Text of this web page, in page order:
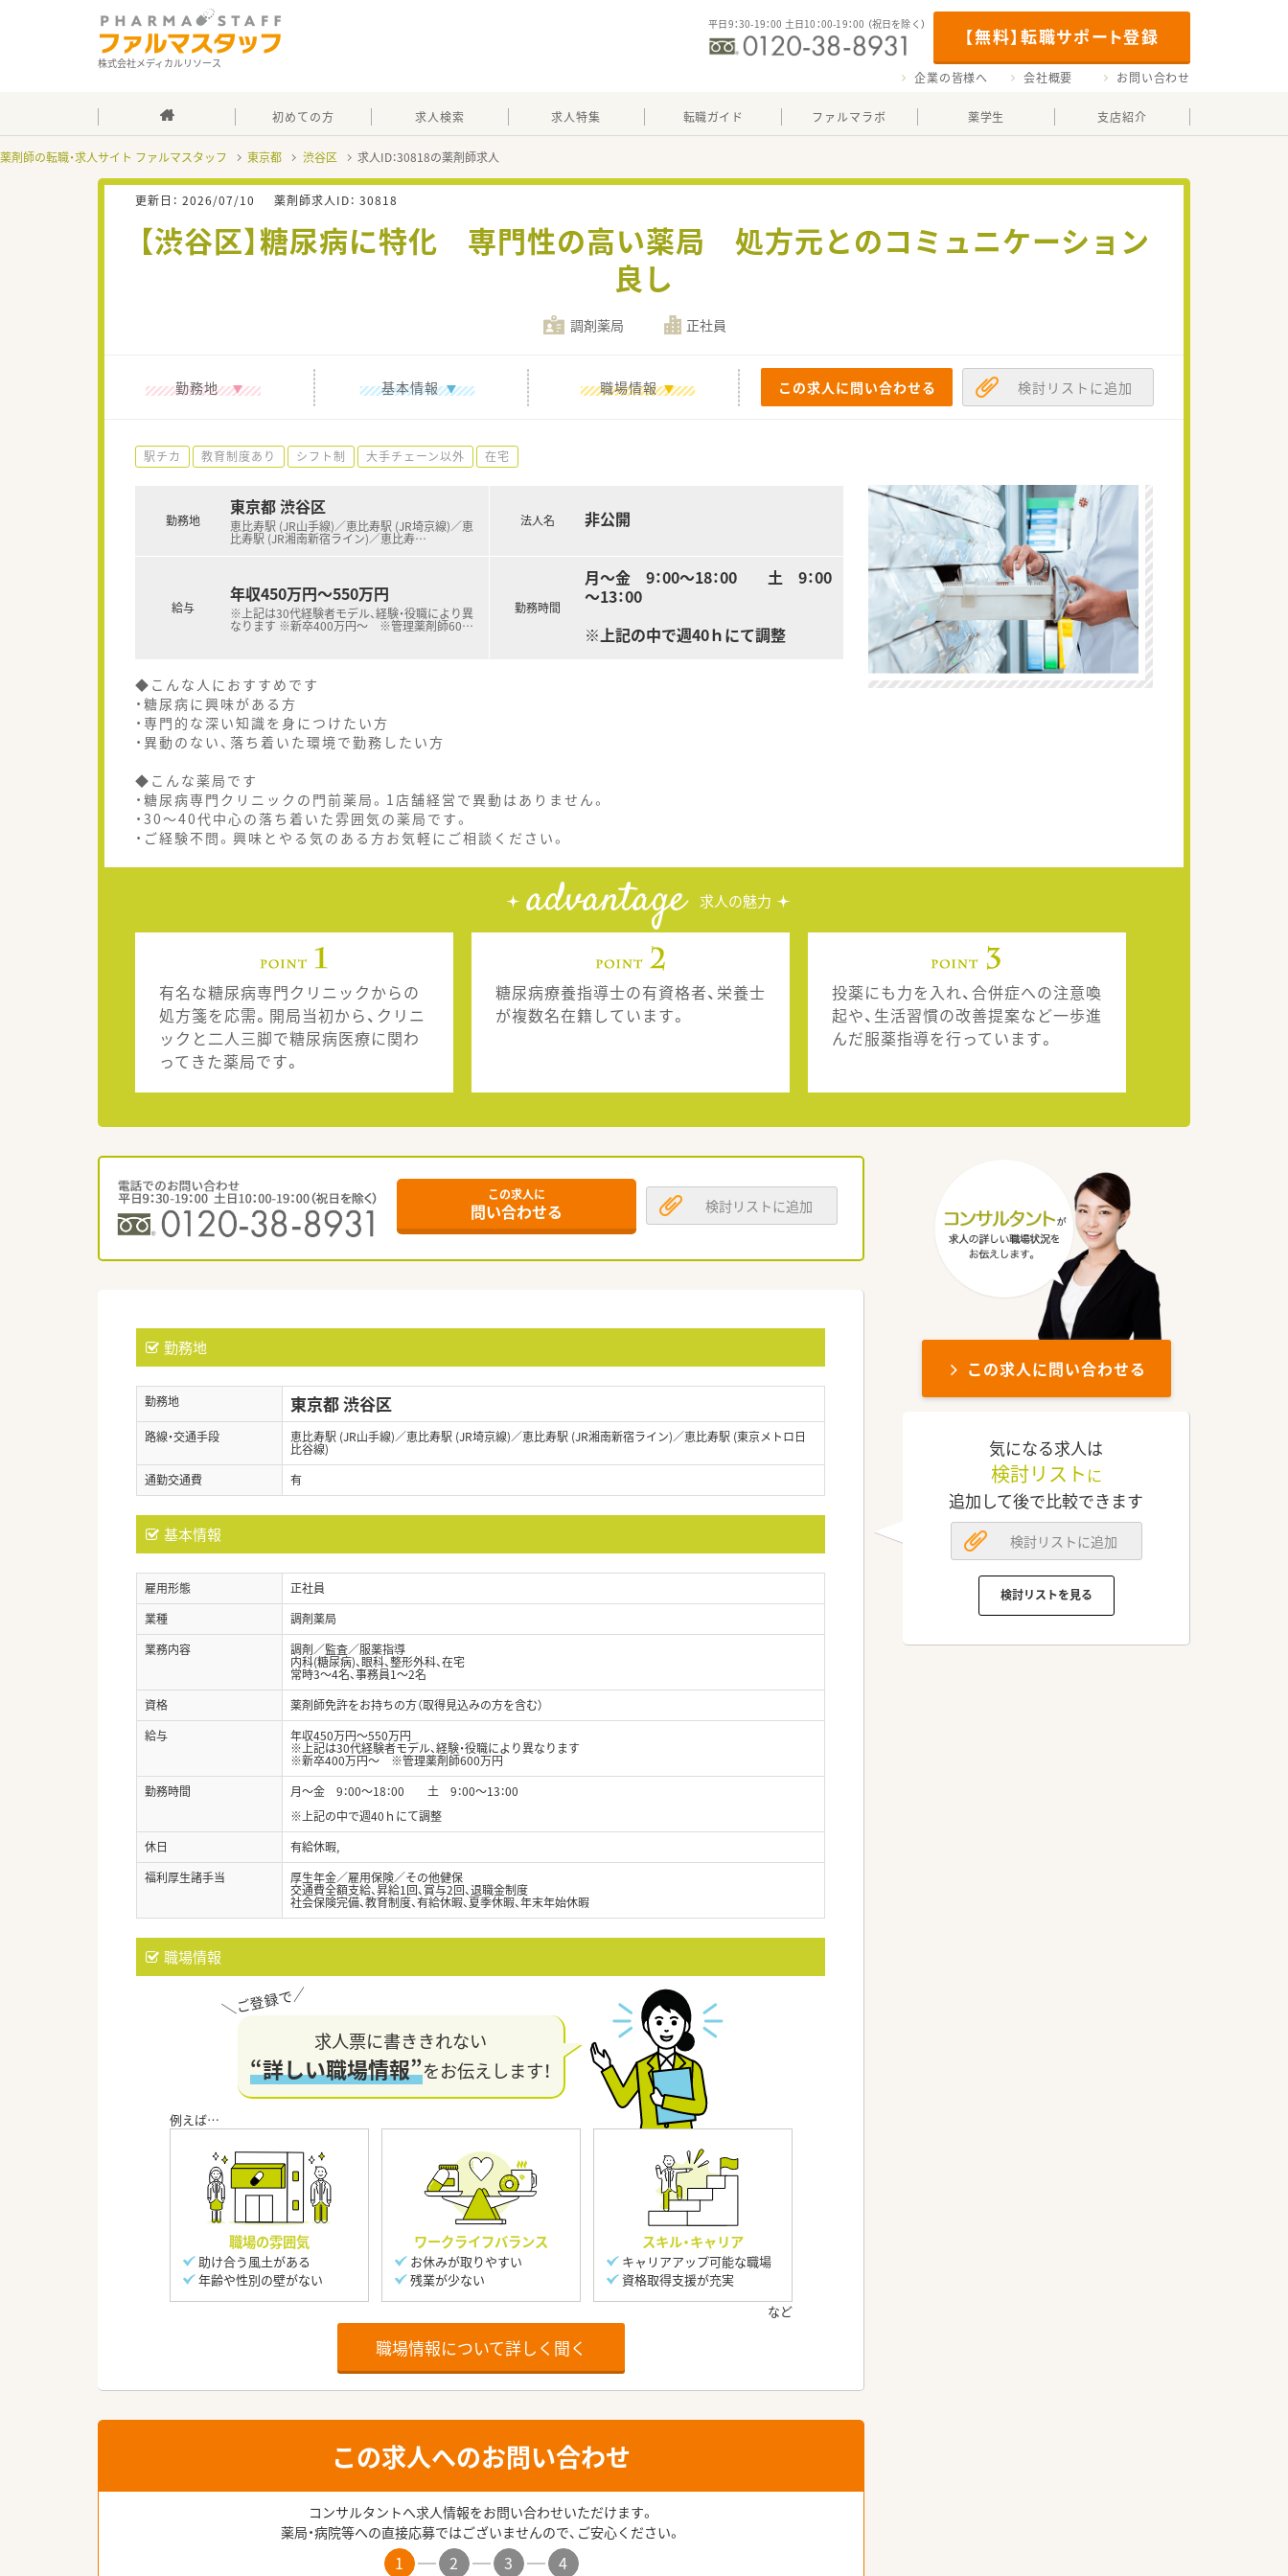
株式会社メディカルリソース
【無料】転職サポート登録
平日9：30-19：00 土日10：00-19：00 （祝日を除く）
企業の皆様へ 会社概要 お問い合わせ
初めての方 求人検索 求人特集 転職ガイド ファルマラボ 薬学生 支店紹介
薬剤師の転職・求人サイト ファルマスタッフ 東京都 渋谷区 求人ID：30818の薬剤師求人
更新日： 2026/07/10 薬剤師求人ID： 30818
【渋谷区】糖尿病に特化 専門性の高い薬局 処方元とのコミュニケーション
良し
調剤薬局 正社員
勤務地 基本情報 職場情報 この求人に問い合わせる 検討リストに追加
駅チカ 教育制度あり シフト制 大手チェーン以外 在宅
勤務地
東京都 渋谷区
恵比寿駅 (JR山手線)／恵比寿駅 (JR埼京線)／恵
比寿駅 (JR湘南新宿ライン)／恵比寿…
給与
年収450万円～550万円
※上記は30代経験者モデル、経験・役職により異
なります ※新卒400万円～ ※管理薬剤師60…
法人名 非公開
勤務時間
月～金 9：00～18：00 土 9：00
～13：00
※上記の中で週40ｈにて調整
◆こんな人におすすめです
・糖尿病に興味がある方
・専門的な深い知識を身につけたい方
・異動のない、落ち着いた環境で勤務したい方
◆こんな薬局です
・糖尿病専門クリニックの門前薬局。1店舗経営で異動はありません。
・30～40代中心の落ち着いた雰囲気の薬局です。
・ご経験不問。興味とやる気のある方お気軽にご相談ください。
advantage 求人の魅力
有名な糖尿病専門クリニックからの
処方箋を応需。開局当初から、クリニ
ックと二人三脚で糖尿病医療に関わ
ってきた薬局です。
糖尿病療養指導士の有資格者、栄養士
が複数名在籍しています。
投薬にも力を入れ、合併症への注意喚
起や、生活習慣の改善提案など一歩進
んだ服薬指導を行っています。
この求人に
問い合わせる 検討リストに追加
勤務地
勤務地 東京都 渋谷区
路線・交通手段 恵比寿駅 (JR山手線)／恵比寿駅 (JR埼京線)／恵比寿駅 (JR湘南新宿ライン)／恵比寿駅 (東京メトロ日
比谷線)
通勤交通費
有
基本情報
雇用形態
正社員
業種
調剤薬局
業務内容
調剤／監査／服薬指導
内科(糖尿病)、眼科、整形外科、在宅
常時3～4名、事務員1～2名
資格
薬剤師免許をお持ちの方（取得見込みの方を含む）
給与
年収450万円～550万円
※上記は30代経験者モデル、経験・役職により異なります
※新卒400万円～ ※管理薬剤師600万円
勤務時間
月～金 9：00～18：00 土 9：00～13：00
※上記の中で週40ｈにて調整
休日
有給休暇,
福利厚生諸手当
厚生年金／雇用保険／その他健保
交通費全額支給、昇給1回、賞与2回、退職金制度
社会保険完備、教育制度、有給休暇、夏季休暇、年末年始休暇
職場情報
求人票に書ききれない
“詳しい職場情報”をお伝えします！
職場の雰囲気
助け合う風土がある
年齢や性別の壁がない
ワークライフバランス
お休みが取りやすい
残業が少ない
スキル・キャリア
キャリアアップ可能な職場
資格取得支援が充実
職場情報について詳しく聞く
この求人へのお問い合わせ
コンサルタントへ求人情報をお問い合わせいただけます。
薬局・病院等への直接応募ではございませんので、ご安心ください。
1 2 3 4
この求人に問い合わせる
気になる求人は
検討リスト に
追加して後で比較できます
検討リストに追加
検討リストを見る